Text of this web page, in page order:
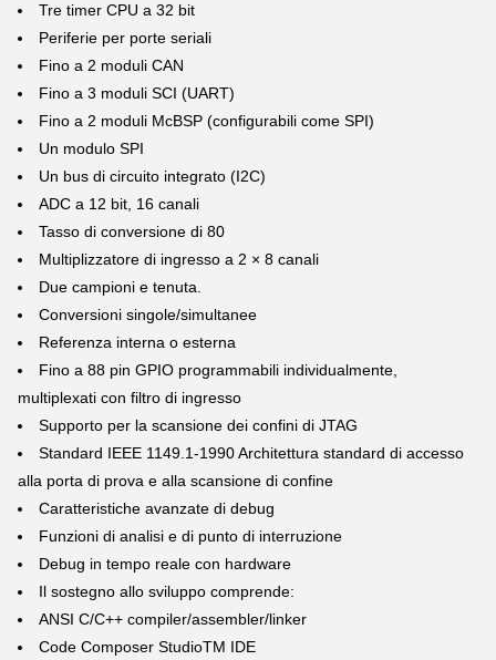
Tre timer CPU a 32 bit
Periferie per porte seriali
Fino a 2 moduli CAN
Fino a 3 moduli SCI (UART)
Fino a 2 moduli McBSP (configurabili come SPI)
Un modulo SPI
Un bus di circuito integrato (I2C)
ADC a 12 bit, 16 canali
Tasso di conversione di 80
Multiplizzatore di ingresso a 2 × 8 canali
Due campioni e tenuta.
Conversioni singole/simultanee
Referenza interna o esterna
Fino a 88 pin GPIO programmabili individualmente,
multiplexati con filtro di ingresso
Supporto per la scansione dei confini di JTAG
Standard IEEE 1149.1-1990 Architettura standard di accesso
alla porta di prova e alla scansione di confine
Caratteristiche avanzate di debug
Funzioni di analisi e di punto di interruzione
Debug in tempo reale con hardware
Il sostegno allo sviluppo comprende:
ANSI C/C++ compiler/assembler/linker
Code Composer StudioTM IDE